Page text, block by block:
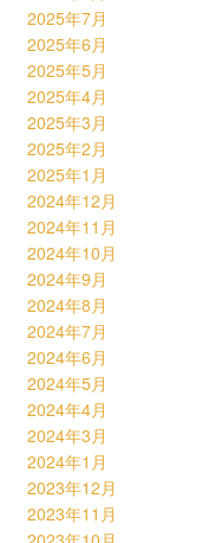
2025年7月
2025年6月
2025年5月
2025年4月
2025年3月
2025年2月
2025年1月
2024年12月
2024年11月
2024年10月
2024年9月
2024年8月
2024年7月
2024年6月
2024年5月
2024年4月
2024年3月
2024年1月
2023年12月
2023年11月